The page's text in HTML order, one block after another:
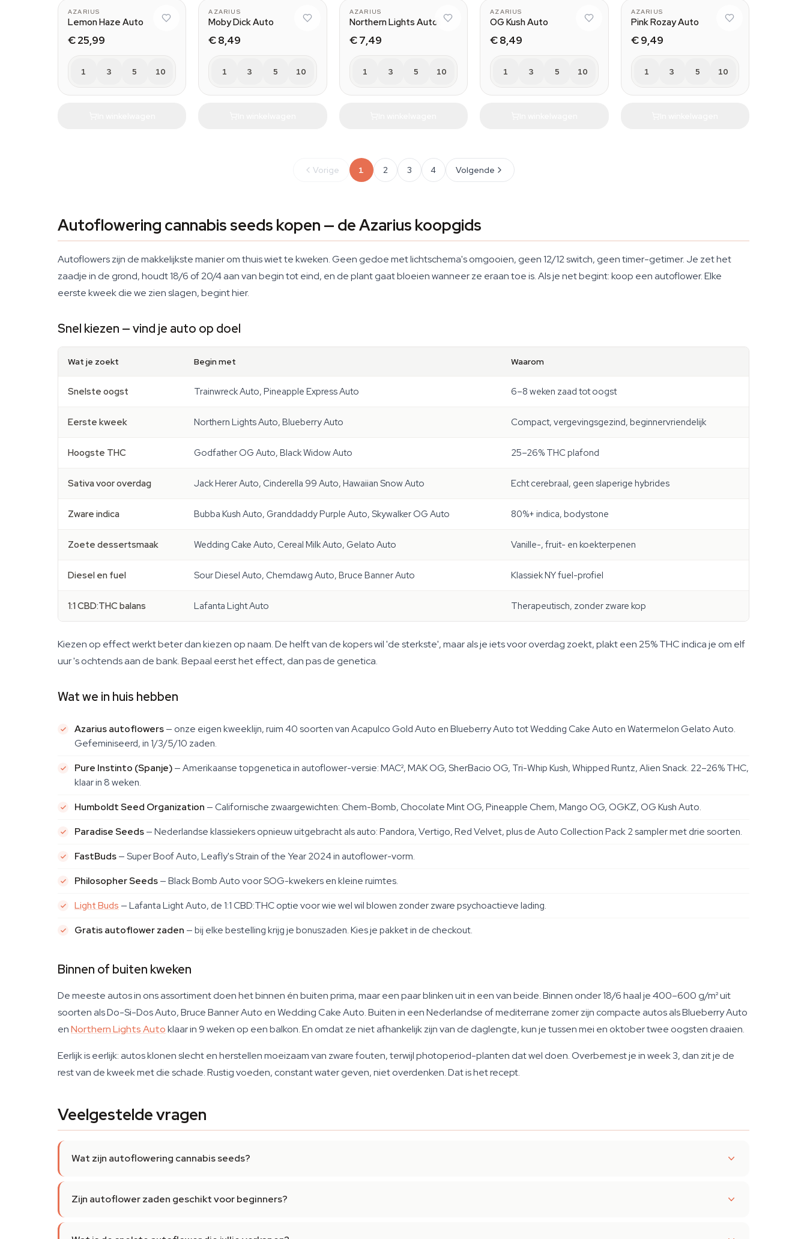
AZARIUS
Lemon Haze Auto
€ 25,99
1 3 5 10
AZARIUS
Moby Dick Auto
€ 8,49
1 3 5 10
AZARIUS
Northern Lights Auto
€ 7,49
1 3 5 10
AZARIUS
OG Kush Auto
€ 8,49
1 3 5 10
AZARIUS
Pink Rozay Auto
€ 9,49
1 3 5 10
Vorige 1 2 3 4 Volgende
Autoflowering cannabis seeds kopen — de Azarius koopgids
Autoflowers zijn de makkelijkste manier om thuis wiet te kweken. Geen gedoe met lichtschema's omgooien, geen 12/12 switch, geen timer-getimer. Je zet het
zaadje in de grond, houdt 18/6 of 20/4 aan van begin tot eind, en de plant gaat bloeien wanneer ze eraan toe is. Als je net begint: koop een autoflower. Elke
eerste kweek die we zien slagen, begint hier.
Snel kiezen — vind je auto op doel
Wat je zoekt Begin met Waarom
Snelste oogst Trainwreck Auto, Pineapple Express Auto 6–8 weken zaad tot oogst
Eerste kweek Northern Lights Auto, Blueberry Auto Compact, vergevingsgezind, beginnervriendelijk
Hoogste THC Godfather OG Auto, Black Widow Auto 25–26% THC plafond
Sativa voor overdag Jack Herer Auto, Cinderella 99 Auto, Hawaiian Snow Auto Echt cerebraal, geen slaperige hybrides
Zware indica Bubba Kush Auto, Granddaddy Purple Auto, Skywalker OG Auto 80%+ indica, bodystone
Zoete dessertsmaak Wedding Cake Auto, Cereal Milk Auto, Gelato Auto Vanille-, fruit- en koekterpenen
Diesel en fuel Sour Diesel Auto, Chemdawg Auto, Bruce Banner Auto Klassiek NY fuel-profiel
1:1 CBD:THC balans Lafanta Light Auto Therapeutisch, zonder zware kop
Kiezen op effect werkt beter dan kiezen op naam. De helft van de kopers wil 'de sterkste', maar als je iets voor overdag zoekt, plakt een 25% THC indica je om elf
uur 's ochtends aan de bank. Bepaal eerst het effect, dan pas de genetica.
Wat we in huis hebben
Azarius autoflowers— onze eigen kweeklijn, ruim 40 soorten van Acapulco Gold Auto en Blueberry Auto tot Wedding Cake Auto en Watermelon Gelato Auto.
Gefeminiseerd, in 1/3/5/10 zaden.
Pure Instinto (Spanje)— Amerikaanse topgenetica in autoflower-versie: MAC², MAK OG, SherBacio OG, Tri-Whip Kush, Whipped Runtz, Alien Snack. 22–26% THC,
klaar in 8 weken.
Humboldt Seed Organization — Californische zwaargewichten: Chem-Bomb, Chocolate Mint OG, Pineapple Chem, Mango OG, OGKZ, OG Kush Auto.
Paradise Seeds— Nederlandse klassiekers opnieuw uitgebracht als auto: Pandora, Vertigo, Red Velvet, plus de Auto Collection Pack 2 sampler met drie soorten.
FastBuds— Super Boof Auto, Leafly's Strain of the Year 2024 in autoflower-vorm.
Philosopher Seeds— Black Bomb Auto voor SOG-kwekers en kleine ruimtes.
Light Buds — Lafanta Light Auto, de 1:1 CBD:THC optie voor wie wel wil blowen zonder zware psychoactieve lading.
Gratis autoflower zaden — bij elke bestelling krijg je bonuszaden. Kies je pakket in de checkout.
Binnen of buiten kweken
De meeste autos in ons assortiment doen het binnen én buiten prima, maar een paar blinken uit in een van beide. Binnen onder 18/6 haal je 400–600 g/m² uit
soorten als Do-Si-Dos Auto, Bruce Banner Auto en Wedding Cake Auto. Buiten in een Nederlandse of mediterrane zomer zijn compacte autos als Blueberry Auto
enNorthern Lights Autoklaar in 9 weken op een balkon. En omdat ze niet afhankelijk zijn van de daglengte, kun je tussen mei en oktober twee oogsten draaien.
Eerlijk is eerlijk: autos klonen slecht en herstellen moeizaam van zware fouten, terwijl photoperiod-planten dat wel doen. Overbemest je in week 3, dan zit je de
rest van de kweek met die schade. Rustig voeden, constant water geven, niet overdenken. Dat is het recept.
Veelgestelde vragen
Wat zijn autoflowering cannabis seeds?
Zijn autoflower zaden geschikt voor beginners?